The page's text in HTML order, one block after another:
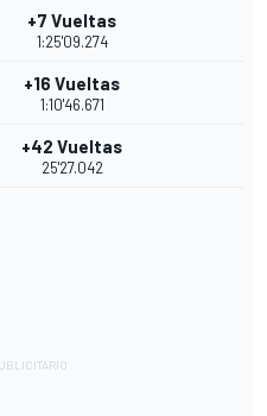
+7 Vueltas
1:25'09.274
+16 Vueltas
1:10'46.671
+42 Vueltas
25'27.042